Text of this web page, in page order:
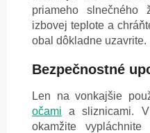
priameho slnečného
izbovej teplote a
obal dôkladne uzavrite.
Bezpečnostné
Len na vonkajšie
očami a sliznicami.
okamžite vypláchnite